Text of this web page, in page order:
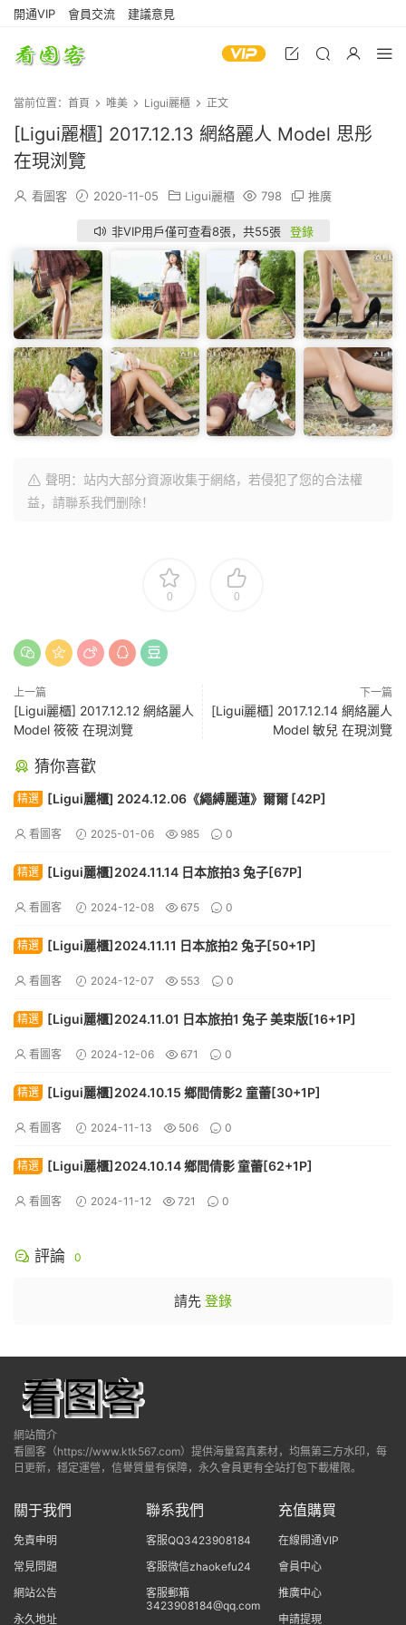
開通VIP 會員交流 建議意見
當前位置： 首頁 唯美 Ligui麗櫃 正文
[Ligui麗櫃] 2017.12.13 網絡麗人 Model 思彤
在現浏覽
看圖客 2020-11-05 Ligui麗櫃 798 推廣
非VIP用戶僅可查看8張，共55張 登錄
聲明：站内大部分資源收集于網絡，若侵犯了您的合法權
益，請聯系我們删除！
0 0
上一篇
[Ligui麗櫃] 2017.12.12 網絡麗人
Model 筱筱 在現浏覽
下一篇
[Ligui麗櫃] 2017.12.14 網絡麗人
Model 敏兒 在現浏覽
猜你喜歡
精選 [Ligui麗櫃] 2024.12.06《繩縛麗蓮》爾爾 [42P]
看圖客 2025-01-06 985 0
精選 [Ligui麗櫃]2024.11.14 日本旅拍3 兔子[67P]
看圖客 2024-12-08 675 0
精選 [Ligui麗櫃]2024.11.11 日本旅拍2 兔子[50+1P]
看圖客 2024-12-07 553 0
精選 [Ligui麗櫃]2024.11.01 日本旅拍1 兔子 美束版[16+1P]
看圖客 2024-12-06 671 0
精選 [Ligui麗櫃]2024.10.15 鄉間倩影2 童蕾[30+1P]
看圖客 2024-11-13 506 0
精選 [Ligui麗櫃]2024.10.14 鄉間倩影 童蕾[62+1P]
看圖客 2024-11-12 721 0
評論 0
請先 登錄
網站簡介
看圖客（https://www.ktk567.com）提供海量寫真素材，均無第三方水印，每
日更新，穩定運營，信譽質量有保障，永久會員更有全站打包下載權限。
關于我們
免責申明
常見問題
網站公告
永久地址
聯系我們
客服QQ3423908184
客服微信zhaokefu24
客服郵箱
3423908184@qq.com
充值購買
在線開通VIP
會員中心
推廣中心
申請提現